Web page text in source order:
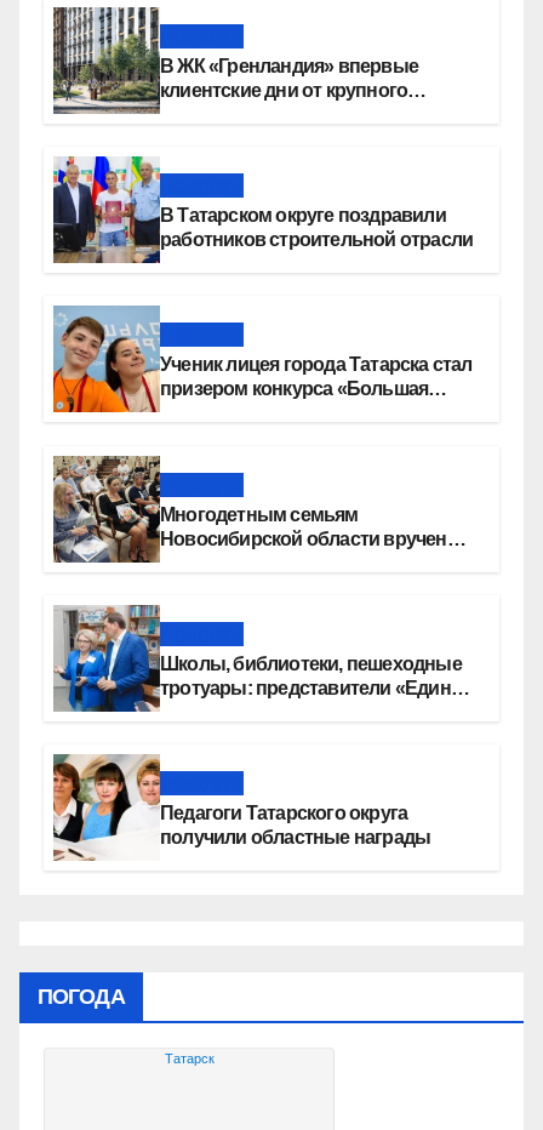
В ЖК «Гренландия» впервые
клиентские дни от крупного
В Татарском округе поздравили
работников строительной отрасли
Ученик лицея города Татарска стал
призером конкурса «Большая
Многодетным семьям
Новосибирской области вручены
Школы, библиотеки, пешеходные
тротуары: представители «Единой
Педагоги Татарского округа
получили областные награды
ПОГОДА
Татарск